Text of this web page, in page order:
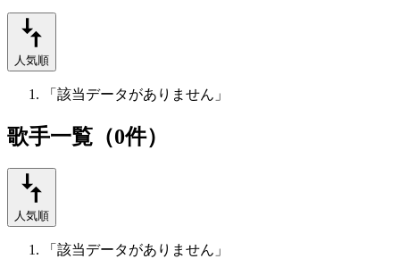
人気順
「該当データがありません」
歌手一覧（0件）
人気順
「該当データがありません」